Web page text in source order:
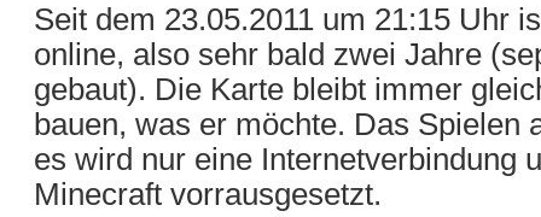
Seit dem 23.05.2011 um 21:15 Uhr
online, also sehr bald zwei Jahre
gebaut). Die Karte bleibt immer
bauen, was er möchte. Das Spielen
es wird nur eine Internetverbindung
Minecraft vorrausgesetzt.